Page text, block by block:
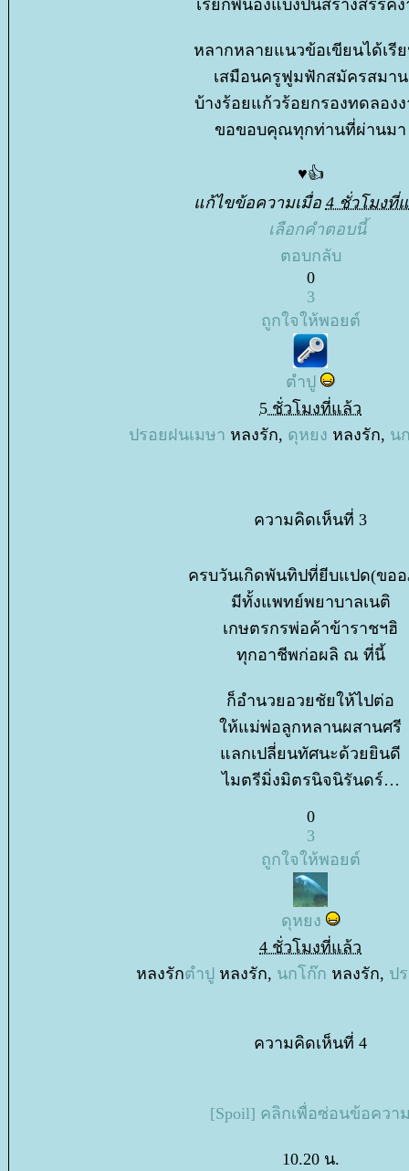
เรียกพี่น้องแบ่งปันสร้างสรรค์
หลากหลายแนวข้อเขียนได้เรี
เสมือนครูฟูมฟักสมัครสมาน
บ้างร้อยแก้วร้อยกรองทดลอง
ขอขอบคุณทุกท่านที่ผ่านมา
♥️👍
ก้ไขข้อความเมื่อ 4 ชั่วโมงที่
เลือกคำตอบนี้
ตอบกลับ
0
3
ถูกใจให้พอยต์
ตำปู
5 ชั่วโมงที่แล้ว
ปรอยฝนเมษา หลงรัก, ดุหยง หลงรัก, น
ความคิดเห็นที่ 3
ครบวันเกิดพันทิปที่ยีบแปด(ขอ
มีทั้งแพทย์พยาบาลเนติ
เกษตรกรพ่อค้าข้าราชฯฮิ
ทุกอาชีพก่อผลิ ณ ที่นี้
ก็อำนวยอวยชัยให้ไปต่อ
ห้แม่พ่อลูกหลานผสานศรี
ลกเปลี่ยนทัศนะด้วยยินดี
ไมตรีมิ่งมิตรนิจนิรันดร์
0
3
ถูกใจให้พอยต์
ดุหยง
4 ชั่วโมงที่แล้ว
หลงรักตำปู หลงรัก, นกโก๊ก หลงรัก, ป
ความคิดเห็นที่ 4
[Spoil] คลิกเพื่อซ่อนข้อควา
10.20 น.